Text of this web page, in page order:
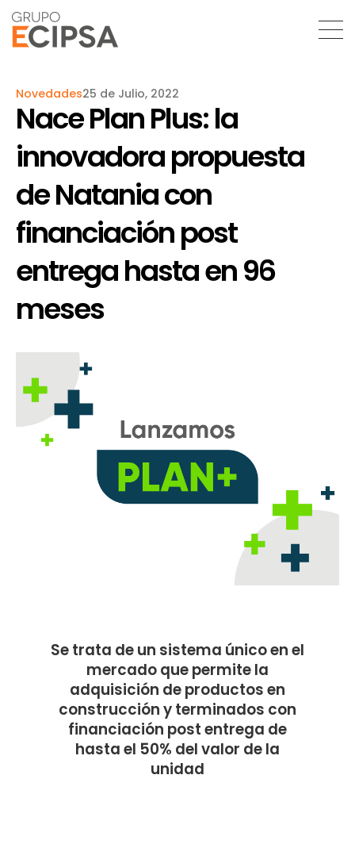
Novedades25 de Julio, 2022
Nace Plan Plus: la
innovadora propuesta
de Natania con
financiación post
entrega hasta en 96
meses
Se trata de un sistema único en el
mercado que permite la
adquisición de productos en
construcción y terminados con
financiación post entrega de
hasta el 50% del valor de la
unidad